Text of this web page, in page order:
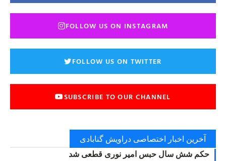
FOLLOW US ON INSTAGRAM
FOLLOW US ON TWITTER
SUBSCRIBE TO OUR CHANNEL
آخرین اخبار اختصاصی دراویش گنابادی
حکم شش سال حبس امیر نوری قطعی شد